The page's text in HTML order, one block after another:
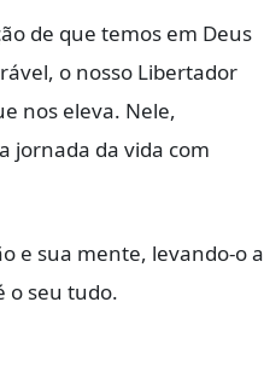
de que temos em Deus
o nosso Libertador
nos eleva. Nele,
jornada da vida com
e sua mente, levando-o a
o seu tudo.